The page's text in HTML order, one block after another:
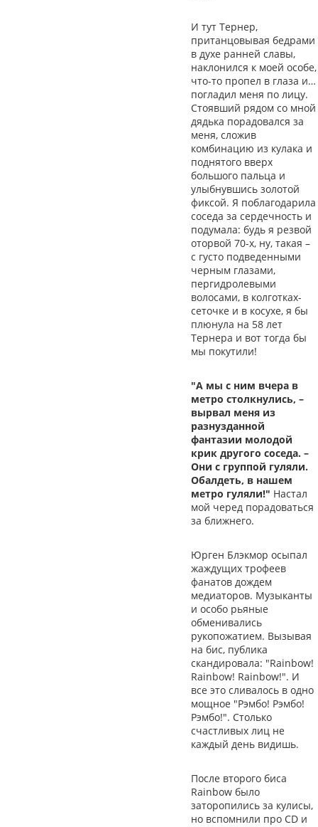
И тут Тернер,
пританцовывая бедрами
в духе ранней славы,
наклонился к моей особе,
что-то пропел в глаза и…
погладил меня по лицу.
Стоявший рядом со мной
дядька порадовался за
меня, сложив
комбинацию из кулака и
поднятого вверх
большого пальца и
улыбнувшись золотой
фиксой. Я поблагодарила
соседа за сердечность и
подумала: будь я резвой
оторвой 70-х, ну, такая –
с густо подведенными
черным глазами,
пергидролевыми
волосами, в колготках-
сеточке и в косухе, я бы
плюнула на 58 лет
Тернера и вот тогда бы
мы покутили!
"А мы с ним вчера в
метро столкнулись, –
вырвал меня из
разнузданной
фантазии молодой
крик другого соседа. –
Они с группой гуляли.
Обалдеть, в нашем
метро гуляли!" Настал
мой черед порадоваться
за ближнего.
Юрген Блэкмор осыпал
жаждущих трофеев
фанатов дождем
медиаторов. Музыканты
и особо рьяные
обменивались
рукопожатием. Вызывая
на бис, публика
скандировала: "Rainbow!
Rainbow! Rainbow!". И
все это сливалось в одно
мощное "Рэмбо! Рэмбо!
Рэмбо!". Столько
счастливых лиц не
каждый день видишь.
После второго биса
Rainbow было
заторопились за кулисы,
но вспомнили про CD и